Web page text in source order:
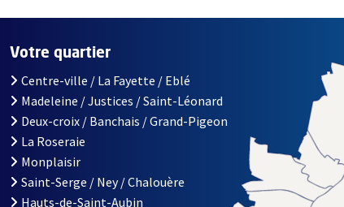
email (champ obligatoire)
D'INSCRIPTION À LA LETTRE D'INFORMATION DES
Votre quartier
Centre-ville / La Fayette / Eblé
Madeleine / Justices / Saint-Léonard
Deux-croix / Banchais / Grand-Pigeon
La Roseraie
Monplaisir
Saint-Serge / Ney / Chalouère
Hauts-de-Saint-Aubin